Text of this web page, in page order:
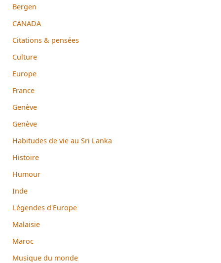
Bergen
CANADA
Citations & pensées
Culture
Europe
France
Genève
Genève
Habitudes de vie au Sri Lanka
Histoire
Humour
Inde
Légendes d'Europe
Malaisie
Maroc
Musique du monde